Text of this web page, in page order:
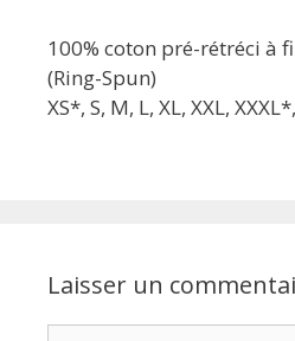
100% coton pré-rétréci à
(Ring-Spun)
XS*, S, M, L, XL, XXL,
Laisser un